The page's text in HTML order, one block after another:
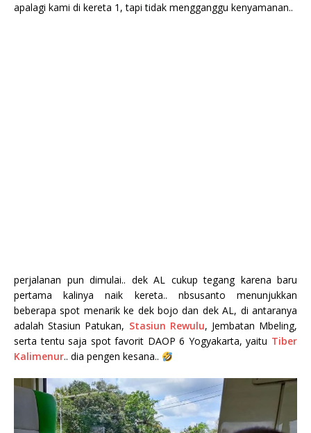
apalagi kami di kereta 1, tapi tidak mengganggu kenyamanan..
perjalanan pun dimulai.. dek AL cukup tegang karena baru
pertama kalinya naik kereta.. nbsusanto menunjukkan
beberapa spot menarik ke dek bojo dan dek AL, di antaranya
adalah Stasiun Patukan, Stasiun Rewulu, Jembatan Mbeling,
serta tentu saja spot favorit DAOP 6 Yogyakarta, yaitu Tiber
Kalimenur.. dia pengen kesana..